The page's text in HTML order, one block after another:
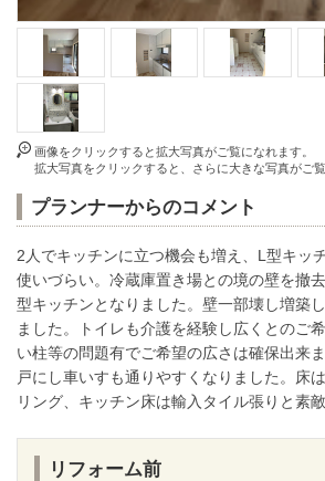
画像をクリックすると拡大写真がご覧になれます。
拡大写真をクリックすると、さらに大きな写真がご覧
プランナーからのコメント
2人でキッチンに立つ機会も増え、L型キッ
使いづらい。冷蔵庫置き場との境の壁を撤
型キッチンとなりました。壁一部壊し増築
ました。トイレも介護を経験し広くとのご
い柱等の問題有でご希望の広さは確保出来
戸にし車いすも通りやすくなりました。床
リング、キッチン床は輸入タイル張りと素
リフォーム前